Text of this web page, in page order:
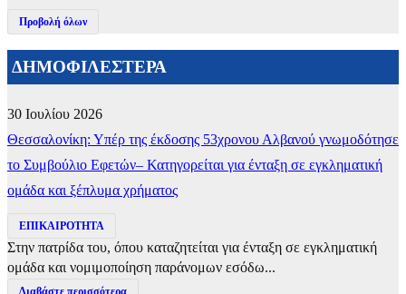
Προβολή όλων
ΔΗΜΟΦΙΛΕΣΤΕΡΑ
30 Ιουλίου 2026
Θεσσαλονίκη: Υπέρ της έκδοσης 53χρονου Αλβανού γνωμοδότησε
το Συμβούλιο Εφετών– Κατηγορείται για ένταξη σε εγκληματική
ομάδα και ξέπλυμα χρήματος
ΕΠΙΚΑΙΡΟΤΗΤΑ
Στην πατρίδα του, όπου καταζητείται για ένταξη σε εγκληματική
ομάδα και νομιμοποίηση παράνομων εσόδω...
Διαβάστε περισσότερα